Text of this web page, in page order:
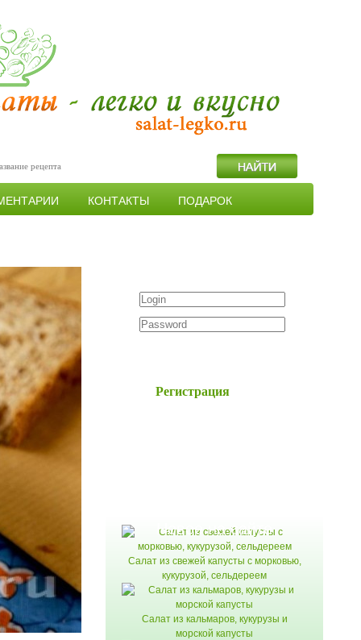
КОНТАКТЫ ПОДАРОК
Регистрация
Новое на сайте
Салат из свежей капусты с морковью,
кукурузой, сельдереем
Салат из кальмаров, кукурузы и
морской капусты